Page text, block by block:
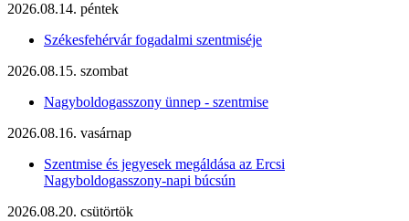
2026.08.14. péntek
Székesfehérvár fogadalmi szentmiséje
2026.08.15. szombat
Nagyboldogasszony ünnep - szentmise
2026.08.16. vasárnap
Szentmise és jegyesek megáldása az Ercsi
Nagyboldogasszony-napi búcsún
2026.08.20. csütörtök